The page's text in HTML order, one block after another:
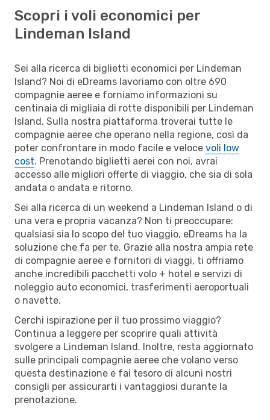
Scopri i voli economici per
Lindeman Island
Sei alla ricerca di biglietti economici per Lindeman
Island? Noi di eDreams lavoriamo con oltre 690
compagnie aeree e forniamo informazioni su
centinaia di migliaia di rotte disponibili per Lindeman
Island. Sulla nostra piattaforma troverai tutte le
compagnie aeree che operano nella regione, così da
poter confrontare in modo facile e veloce voli low
cost. Prenotando biglietti aerei con noi, avrai
accesso alle migliori offerte di viaggio, che sia di sola
andata o andata e ritorno.
Sei alla ricerca di un weekend a Lindeman Island o di
una vera e propria vacanza? Non ti preoccupare:
qualsiasi sia lo scopo del tuo viaggio, eDreams ha la
soluzione che fa per te. Grazie alla nostra ampia rete
di compagnie aeree e fornitori di viaggi, ti offriamo
anche incredibili pacchetti volo + hotel e servizi di
noleggio auto economici, trasferimenti aeroportuali
o navette.
Cerchi ispirazione per il tuo prossimo viaggio?
Continua a leggere per scoprire quali attività
svolgere a Lindeman Island. Inoltre, resta aggiornato
sulle principali compagnie aeree che volano verso
questa destinazione e fai tesoro di alcuni nostri
consigli per assicurarti i vantaggiosi durante la
prenotazione.